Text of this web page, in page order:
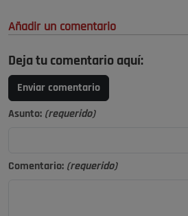
Añadir un comentario
Deja tu comentario aquí:
Enviar comentario
Asunto: (requerido)
Comentario: (requerido)